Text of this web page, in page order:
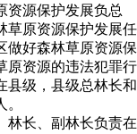
资源保护发展负总
草原资源保护发展任
做好森林草原资源保
原资源的违法犯罪行
县级，县级总林长和
林长、副林长负责在